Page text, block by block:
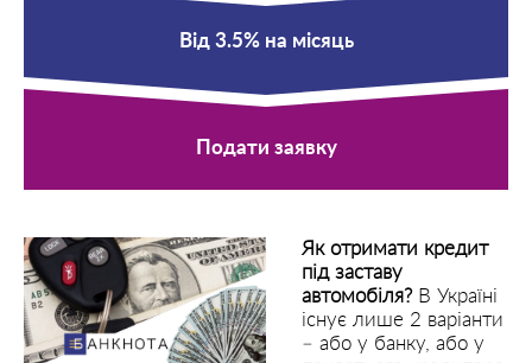
Від 3.5% на місяць
Подати заявку
Як отримати кредит
під заставу
автомобіля?В Україні
існує лише 2 варіанти
– або у банку, або у